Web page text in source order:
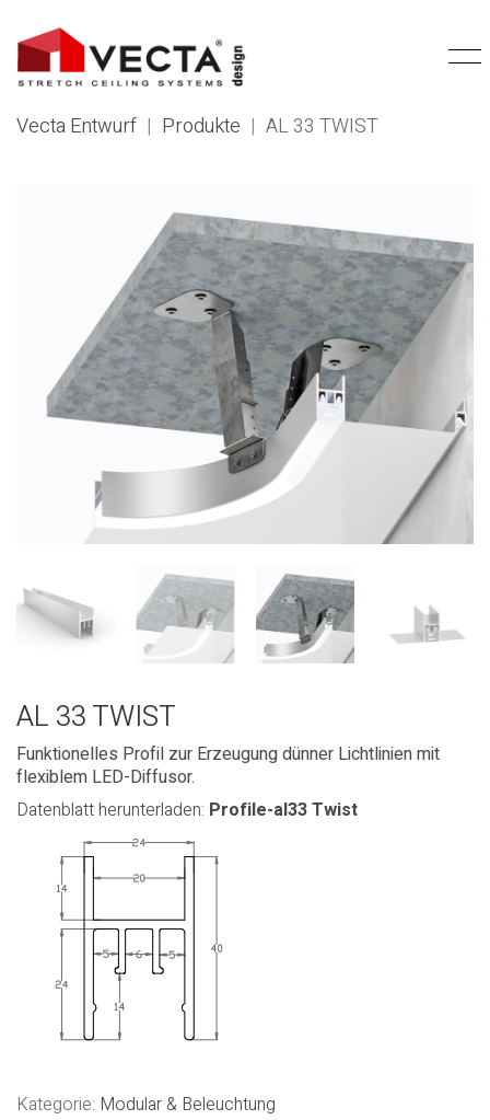
Vecta Entwurf | Produkte | AL 33 TWIST
AL 33 TWIST
Funktionelles Profil zur Erzeugung dünner Lichtlinien mit
flexiblem LED-Diffusor.
Datenblatt herunterladen: Profile-al33 Twist
Kategorie: Modular & Beleuchtung